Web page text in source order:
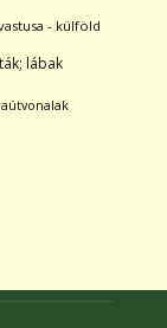
- külföld
lábak